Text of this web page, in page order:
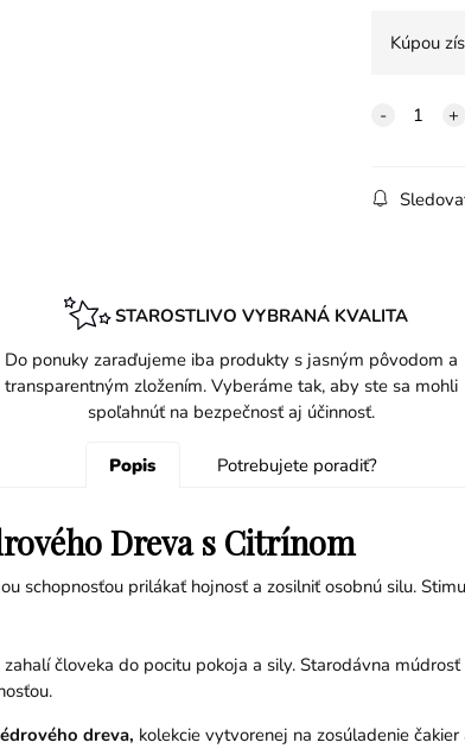
Kúpou
STAROSTLIVO VYBRANÁ KVALITA
Do ponuky zaraďujeme iba produkty s jasným pôvodom a
transparentným zložením. Vyberáme tak, aby ste sa mohli
spoľahnúť na bezpečnosť aj účinnosť.
Popis Potrebujete poradiť?
Dreva s Citrínom
schopnosťou prilákať hojnosť a zosilniť osobnú silu.
človeka do pocitu pokoja a sily. Starodávna
dreva, kolekcie vytvorenej na zosúladenie